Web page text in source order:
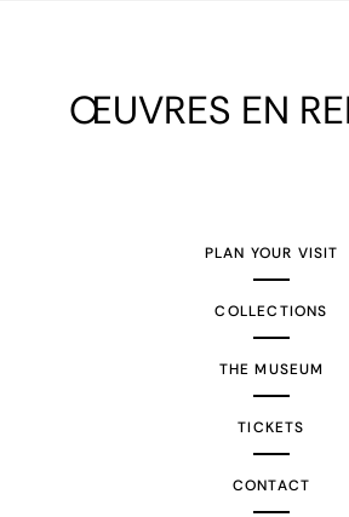
ŒUVRES EN
PLAN YOUR VISIT
COLLECTIONS
THE MUSEUM
TICKETS
CONTACT